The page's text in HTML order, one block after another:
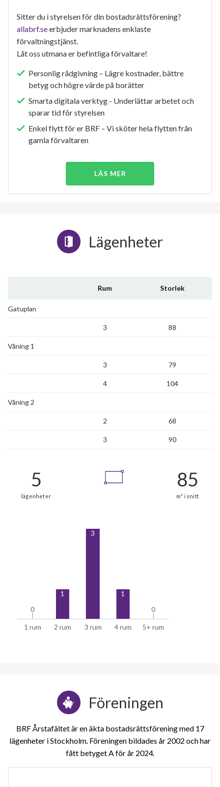
Sitter du i styrelsen för din bostadsrättsförening?
allabrf.seerbjuder marknadens enklaste
förvaltningstjänst.
Låt oss utmana er befintliga förvaltare!
Personlig rådgivning – Lägre kostnader, bättre
betyg och högre värde på borätter
Smarta digitala verktyg - Underlättar arbetet och
sparar tid för styrelsen
Enkel flytt för er BRF – Vi sköter hela flytten från
gamla förvaltaren
LÄS MER
Lägenheter
Rum Storlek
Gatuplan
3 88
Våning 1
3 79
4 104
Våning 2
2 68
3 90
1 rum 2 rum 3 rum 4 rum 5+ rum
0
0
1
3
1
0
0
Föreningen
BRF Årstafältet är en äkta bostadsrättsförening med 17
lägenheter i Stockholm. Föreningen bildades år 2002 och har
fått betyget A för år 2024